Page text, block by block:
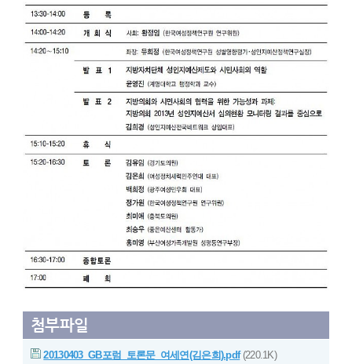
첨부파일
20130403_GB포럼_토론문_여세연(김은희).pdf(220.1K)